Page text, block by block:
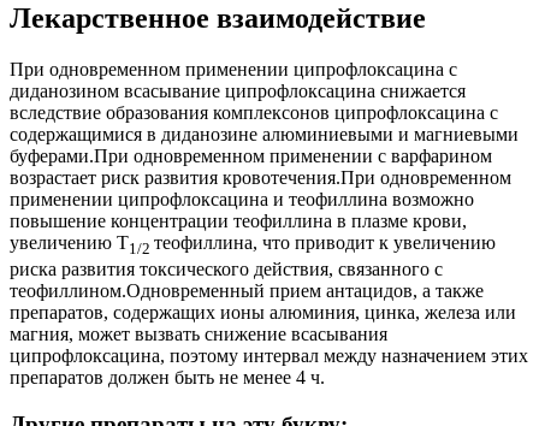
Лекарственное взаимодействие
При одновременном применении ципрофлоксацина с
диданозином всасывание ципрофлоксацина снижается
вследствие образования комплексонов ципрофлоксацина с
содержащимися в диданозине алюминиевыми и магниевыми
буферами.При одновременном применении с варфарином
возрастает риск развития кровотечения.При одновременном
применении ципрофлоксацина и теофиллина возможно
повышение концентрации теофиллина в плазме крови,
увеличению T1/2 теофиллина, что приводит к увеличению
риска развития токсического действия, связанного с
теофиллином.Одновременный прием антацидов, а также
препаратов, содержащих ионы алюминия, цинка, железа или
магния, может вызвать снижение всасывания
ципрофлоксацина, поэтому интервал между назначением этих
препаратов должен быть не менее 4 ч.